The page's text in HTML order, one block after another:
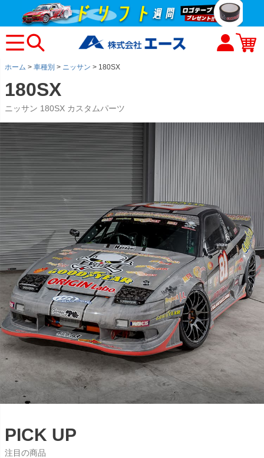
ホーム 車種別 ニッサン 180SX
180SX
ニッサン 180SX カスタムパーツ
PICK UP
注目の商品